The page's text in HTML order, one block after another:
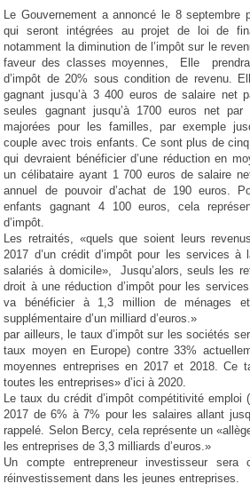
Le Gouvernement a annoncé le 8 septembre
qui seront intégrées au projet de loi de
notamment la diminution de l’impôt sur le
faveur des classes moyennes, Elle prendra
d’impôt de 20% sous condition de revenu.
gagnant jusqu’à 3 400 euros de salaire net
seules gagnant jusqu’à 1700 euros net
majorées pour les familles, par exemple
couple avec trois enfants. Ce sont plus de
qui devraient bénéficier d’une réduction en
un célibataire ayant 1 700 euros de salaire
annuel de pouvoir d’achat de 190 euros.
enfants gagnant 4 100 euros, cela
d’impôt.
Les retraités, «quels que soient leurs
2017 d’un crédit d’impôt pour les services à
salariés à domicile», Jusqu’alors, seuls les
droit à une réduction d’impôt pour les
va bénéficier à 1,3 million de ménages
supplémentaire d’un milliard d’euros.»
par ailleurs, le taux d’impôt sur les sociétés
taux moyen en Europe) contre 33%
moyennes entreprises en 2017 et 2018. Ce
toutes les entreprises» d’ici à 2020.
Le taux du crédit d’impôt compétitivité emploi
2017 de 6% à 7% pour les salaires allant
rappelé. Selon Bercy, cela représente un
les entreprises de 3,3 milliards d’euros.»
Un compte entrepreneur investisseur sera
réinvestissement dans les jeunes entreprises.